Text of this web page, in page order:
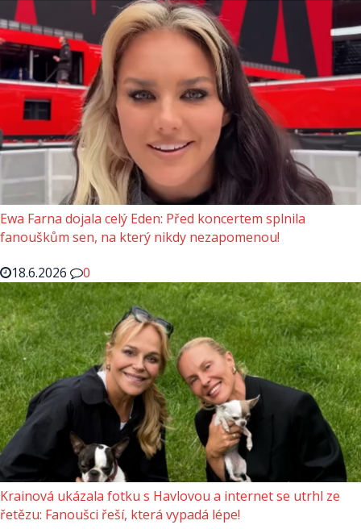
Ewa Farna dojala celý Eden: Před koncertem splnila
fanouškům sen, na který nikdy nezapomenou!
18.6.2026
0
Krainová ukázala fotku s Havlovou a internet se utrhl ze
řetězu: Fanoušci řeší, která vypadá lépe!